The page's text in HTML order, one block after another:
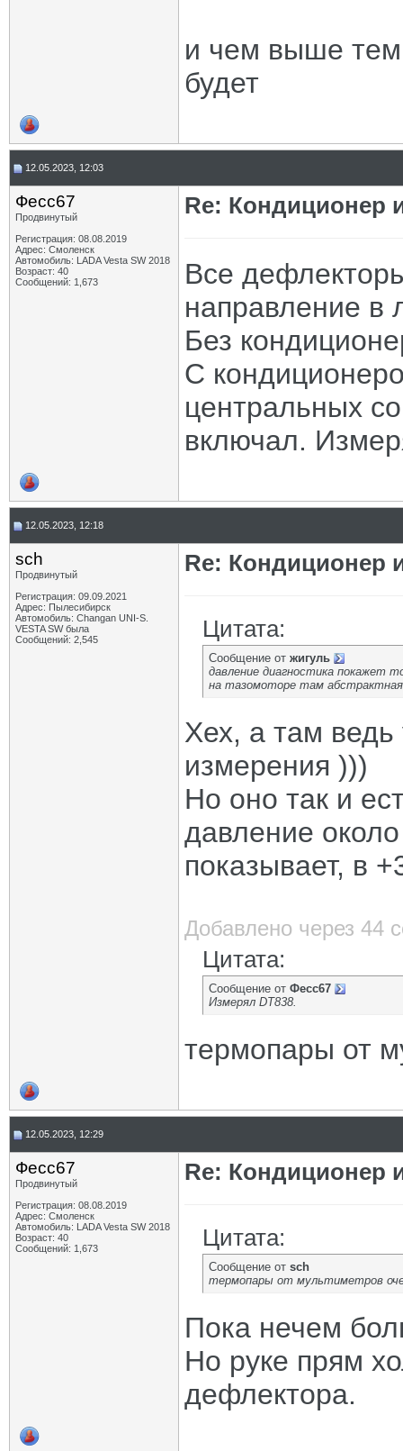
и чем выше
будет
12.05.2023, 12:03
Фесс67
Продвинутый
Регистрация: 08.08.2019
Адрес: Смоленск
Автомобиль: LADA Vesta SW 2018
Возраст: 40
Сообщений: 1,673
Re: Кондиционер
Все
направление в
Без
С
центральных
включал.
12.05.2023, 12:18
sch
Продвинутый
Регистрация: 09.09.2021
Адрес: Пылесибирск
Автомобиль: Changan UNI-S.
VESTA SW была
Сообщений: 2,545
Re: Кондиционер
Цитата:
Сообщение от жигуль
давление диагностика покажет
на тазомоторе там абстрактная
Хех, а там
измерения )))
Но оно так и
давление
показывает, в
Добавлено через 44
Цитата:
Сообщение от Фесс67
Измерял DT838.
термопары от
12.05.2023, 12:29
Фесс67
Продвинутый
Регистрация: 08.08.2019
Адрес: Смоленск
Автомобиль: LADA Vesta SW 2018
Возраст: 40
Сообщений: 1,673
Re: Кондиционер
Цитата:
Сообщение от sch
термопары от мультиметров
Пока нечем
Но руке прям
дефлектора.